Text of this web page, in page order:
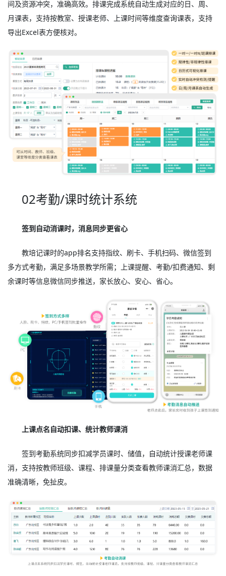
间及资源冲突，准确高效。排课完成系统自动生成对应的日、周、
月课表，支持按教室、授课老师、上课时间等维度查询课表，支持
导出Excel表方便核对。
02考勤/课时统计系统
签到自动消课时，消息同步更省心
教培记课时的app排名支持指纹、刷卡、手机扫码、微信签到
多方式考勤，满足多场景教学所需；上课提醒、考勤/扣费通知、剩
余课时等信息微信同步推送，家长放心、安心、省心。
上课点名自动扣课、统计教师课消
签到考勤系统同步扣减学员课时、储值，自动统计授课老师课
消，支持按教师班级、课程、排课量分类查看教师课消汇总，数据
准确清晰，免扯皮。